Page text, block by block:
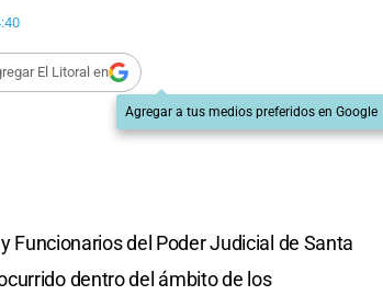
El Litoral en
Agregar a tus medios preferidos en Google
Funcionarios del Poder Judicial de Santa
dentro del ámbito de los